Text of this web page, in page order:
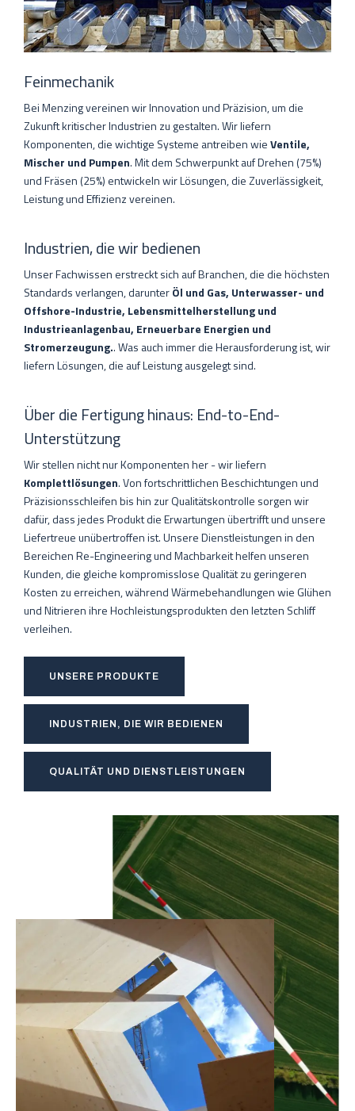
Feinmechanik
Bei Menzing vereinen wir Innovation und Präzision, um die
Zukunft kritischer Industrien zu gestalten. Wir liefern
Komponenten, die wichtige Systeme antreiben wieVentile,
Mischer und Pumpen. Mit dem Schwerpunkt auf Drehen (75%)
und Fräsen (25%) entwickeln wir Lösungen, die Zuverlässigkeit,
Leistung und Effizienz vereinen.
Industrien, die wir bedienen
Unser Fachwissen erstreckt sich auf Branchen, die die höchsten
Standards verlangen, darunterÖl und Gas, Unterwasser- und
Offshore-Industrie, Lebensmittelherstellung und
Industrieanlagenbau, Erneuerbare Energien und
Stromerzeugung.. Was auch immer die Herausforderung ist, wir
liefern Lösungen, die auf Leistung ausgelegt sind.
Über die Fertigung hinaus: End-to-End-
Unterstützung
Wir stellen nicht nur Komponenten her - wir liefern
Komplettlösungen. Von fortschrittlichen Beschichtungen und
Präzisionsschleifen bis hin zur Qualitätskontrolle sorgen wir
dafür, dass jedes Produkt die Erwartungen übertrifft und unsere
Liefertreue unübertroffen ist. Unsere Dienstleistungen in den
Bereichen Re-Engineering und Machbarkeit helfen unseren
Kunden, die gleiche kompromisslose Qualität zu geringeren
Kosten zu erreichen, während Wärmebehandlungen wie Glühen
und Nitrieren ihre Hochleistungsprodukten den letzten Schliff
verleihen.
UNSERE PRODUKTE
INDUSTRIEN, DIE WIR BEDIENEN
QUALITÄT UND DIENSTLEISTUNGEN